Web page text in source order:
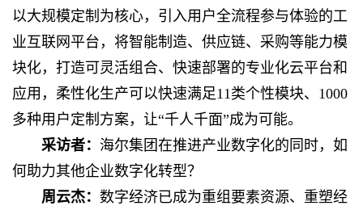
以大规模定制为核心，引入用户全流程参与体验的工
业互联网平台，将智能制造、供应链、采购等能力模
块化，打造可灵活组合、快速部署的专业化云平台和
应用，柔性化生产可以快速满足11类个性模块、1000
多种用户定制方案，让“千人千面”成为可能。
采访者： 海尔集团在推进产业数字化的同时，如
何助力其他企业数字化转型？
周云杰： 数字经济已成为重组要素资源、重塑经